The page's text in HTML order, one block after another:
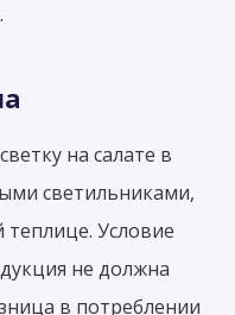
на салате в
светильниками,
теплице. Условие
не должна
в потреблении